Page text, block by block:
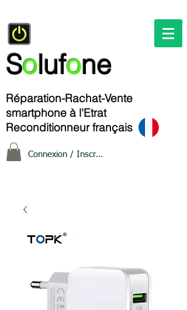
Solufone
Réparation-Rachat-Vente
smartphone à l'Etrat
Reconditionneur français
Connexion / Inscription